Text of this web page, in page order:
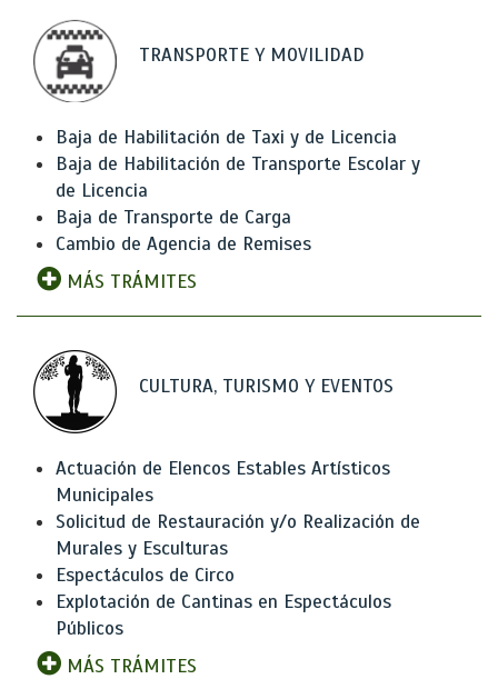
TRANSPORTE Y MOVILIDAD
Baja de Habilitación de Taxi y de Licencia
Baja de Habilitación de Transporte Escolar y
de Licencia
Baja de Transporte de Carga
Cambio de Agencia de Remises
MÁS TRÁMITES
CULTURA, TURISMO Y EVENTOS
Actuación de Elencos Estables Artísticos
Municipales
Solicitud de Restauración y/o Realización de
Murales y Esculturas
Espectáculos de Circo
Explotación de Cantinas en Espectáculos
Públicos
MÁS TRÁMITES